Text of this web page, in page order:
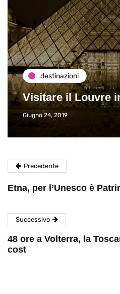
destinazioni
Visitare il Louvre
Giugno 24, 2019
Precedente
Etna, per l’Unesco è
Successivo
48 ore a Volterra, la
cost